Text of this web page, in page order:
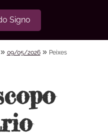
Signo
09/05/2026» Peixes